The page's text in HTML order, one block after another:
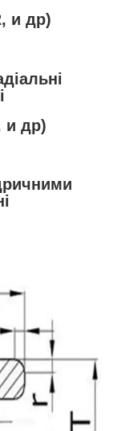
и др)
и др)